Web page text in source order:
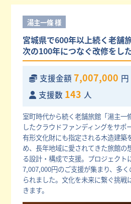
湯主一條 様
宮城県で600年以上続く老舗
次の100年につなぐ改修をし
支援金額 7,007,000 円
支援数 143 人
室町時代から続く老舗旅館「湯主一
したクラウドファンディングをサポ
有形文化財にも指定される木造建築
め、長年地域に愛されてきた旅館の
る設計・構成で支援。プロジェクト
7,007,000円のご支援が集まり、多
られました。文化を未来に繋ぐ挑戦
きます。